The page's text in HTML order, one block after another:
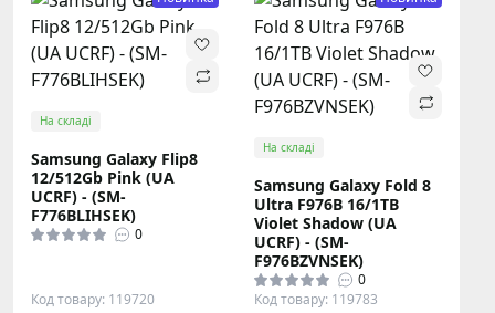
На складі
Samsung Galaxy Flip8
12/512Gb Pink (UA
UCRF) - (SM-
F776BLIHSEK)
0
Код товару: 119720
На складі
Samsung Galaxy Fold 8
Ultra F976B 16/1TB
Violet Shadow (UA
UCRF) - (SM-
F976BZVNSEK)
0
Код товару: 119783